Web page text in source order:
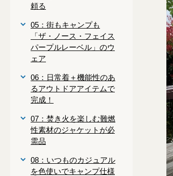
頼る
05：街もキャンプも
「ザ・ノース・フェイス
パープルレーベル」のウ
ェア
06：日常着＋機能性のあ
るアウトドアアイテムで
完成！
07：焚き火を楽しむ難燃
性素材のジャケットが必
需品
08：いつものカジュアル
を色使いでキャンプ仕様